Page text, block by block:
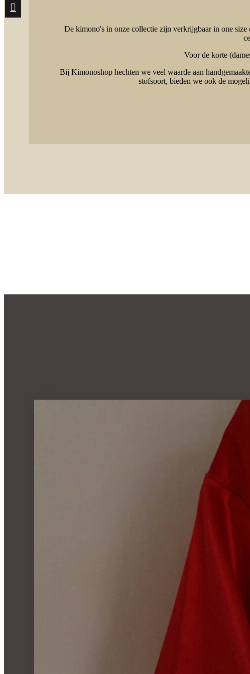
De kimono's in onze collectie zijn verkrijgbaar in one size
Voor de korte
Bij Kimonoshop hechten we veel waarde aan
stofsoort, bieden we ook de